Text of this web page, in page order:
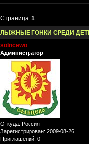
ЛЫЖНЫЕ ГОНКИ СРЕДИ
Страница:1
solncewo
Администратор
Откуда: Россия
Зарегистрирован: 2009-08-26
Приглашений: 0